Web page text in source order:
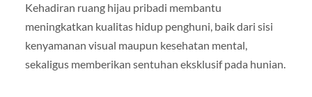
Kehadiran ruang hijau pribadi membantu
meningkatkan kualitas hidup penghuni, baik dari sisi
kenyamanan visual maupun kesehatan mental,
sekaligus memberikan sentuhan eksklusif pada hunian.